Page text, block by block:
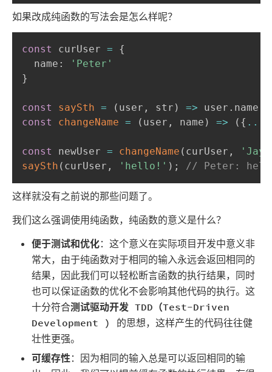
如果改成纯函数的写法会是怎么样呢？
const curUser =
{
  name
:
'Peter'
}
const saySth = ( user , str ) => user . name
const
changeName = ( user , name ) => ( { ...
const newUser = changeName ( curUser , 'Jay'
saySth ( curUser , 'hello!' ) ; // Peter:
这样就没有之前说的那些问题了。
我们这么强调使用纯函数，纯函数的意义是什么？
便于测试和优化：这个意义在实际项目开发中意义非
常大，由于纯函数对于相同的输入永远会返回相同的
结果，因此我们可以轻松断言函数的执行结果，同时
也可以保证函数的优化不会影响其他代码的执行。这
十分符合测试驱动开发 TDD（Test-Driven
Development )
的思想，这样产生的代码往往健
壮性更强。
可缓存性：因为相同的输入总是可以返回相同的输